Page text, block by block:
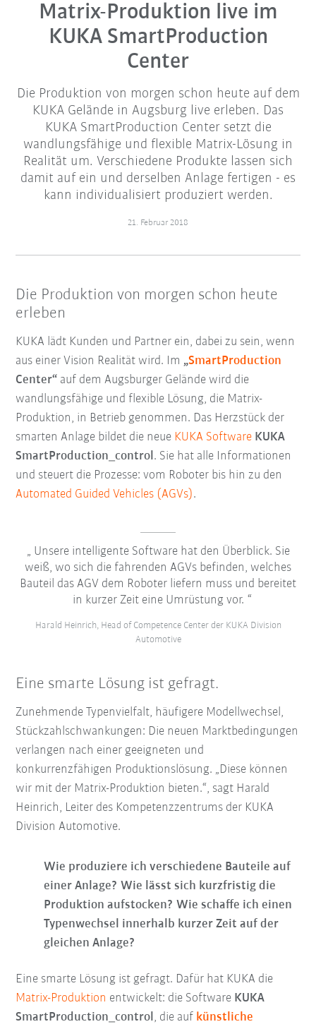
Matrix-Produktion live im
KUKA SmartProduction
Center
Die Produktion von morgen schon heute auf dem
KUKA Gelände in Augsburg live erleben. Das
KUKA SmartProduction Center setzt die
wandlungsfähige und flexible Matrix-Lösung in
Realität um. Verschiedene Produkte lassen sich
damit auf ein und derselben Anlage fertigen - es
kann individualisiert produziert werden.
21. Februar 2018
Die Produktion von morgen schon heute
erleben
KUKA lädt Kunden und Partner ein, dabei zu sein, wenn
aus einer Vision Realität wird. Im „SmartProduction
Center“ auf dem Augsburger Gelände wird die
wandlungsfähige und flexible Lösung, die Matrix-
Produktion, in Betrieb genommen. Das Herzstück der
smarten Anlage bildet die neue KUKA Software KUKA
SmartProduction_control. Sie hat alle Informationen
und steuert die Prozesse: vom Roboter bis hin zu den
Automated Guided Vehicles (AGVs).
Unsere intelligente Software hat den Überblick. Sie
weiß, wo sich die fahrenden AGVs befinden, welches
Bauteil das AGV dem Roboter liefern muss und bereitet
in kurzer Zeit eine Umrüstung vor.
Harald Heinrich, Head of Competence Center der KUKA Division
Automotive
Eine smarte Lösung ist gefragt.
Zunehmende Typenvielfalt, häufigere Modellwechsel,
Stückzahlschwankungen: Die neuen Marktbedingungen
verlangen nach einer geeigneten und
konkurrenzfähigen Produktionslösung. „Diese können
wir mit der Matrix-Produktion bieten.“, sagt Harald
Heinrich, Leiter des Kompetenzzentrums der KUKA
Division Automotive.
Wie produziere ich verschiedene Bauteile auf
einer Anlage? Wie lässt sich kurzfristig die
Produktion aufstocken? Wie schaffe ich einen
Typenwechsel innerhalb kurzer Zeit auf der
gleichen Anlage?
Eine smarte Lösung ist gefragt. Dafür hat KUKA die
Matrix-Produktion entwickelt: die Software KUKA
SmartProduction_control, die auf künstliche